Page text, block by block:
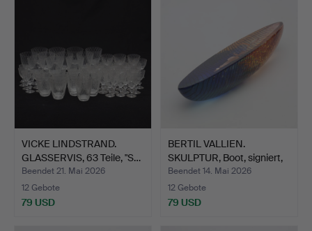
VICKE LINDSTRAND.
GLASSERVIS, 63 Teile, "S…
Beendet 21. Mai 2026
12 Gebote
79 USD
BERTIL VALLIEN.
SKULPTUR, Boot, signiert,
…
Beendet 14. Mai 2026
12 Gebote
79 USD